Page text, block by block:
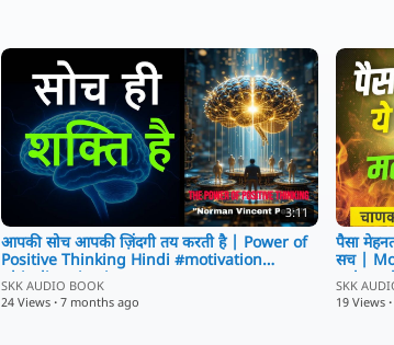
#hindistory #aryaveer
#aimovie
#hindistory
#epicbattle
#aryaveer
#Rudraveer
#Kalakesh
#IndianKingdom
#FantasyMovie
#AIFilm
3:11
आपकी सोच आपकी ज़िंदगी तय करती है | Power of
Positive Thinking Hindi #motivation
#hindimotivation
SKK AUDIO BOOK
24 Views · 7 months ago
पैसा
सच |
SKK
19 Views ·